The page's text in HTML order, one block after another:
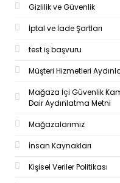
Gizlilik ve Güvenlik
İptal ve İade Şartları
test iş başvuru
Müşteri Hizmetleri
Mağaza İçi Güvenlik
Dair Aydınlatma Metni
Mağazalarımız
İnsan Kaynakları
Kişisel Veriler Politikası